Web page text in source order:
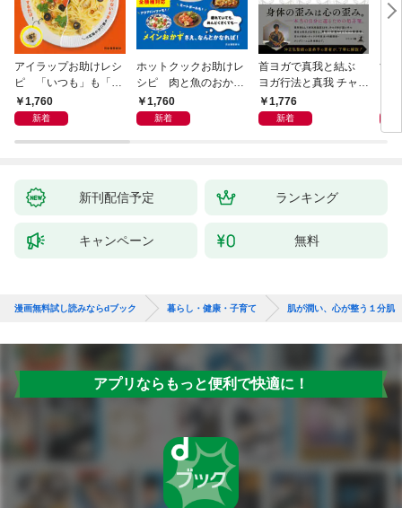
アイラップお助けレシ
ピ 「いつも」も「も
しも」もおいしい！
1,760
新着
ホットクックお助けレ
シピ 肉と魚のおか
ず 少ない材料＆調味
料で、あとはスイッチ
1,760
新着
首ヨガで真我と結ぶ
ヨガ行法と真我 チャク
ラと真我の関係 クンダ
リーニ上昇体験 次元上
1,776
新着
す
新刊配信予定 ランキング
キャンペーン 無料
漫画無料試し読みならdブック 暮らし・健康・子育て 肌が潤い、心が整う１分肌
アプリならもっと便利で快適に！